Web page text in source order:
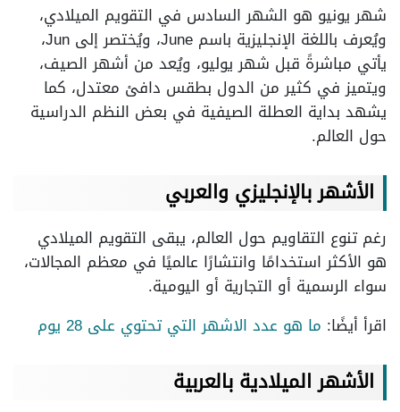
شهر يونيو هو الشهر السادس في التقويم الميلادي،
ويُعرف باللغة الإنجليزية باسم June، ويُختصر إلى Jun،
يأتي مباشرةً قبل شهر يوليو، ويُعد من أشهر الصيف،
ويتميز في كثير من الدول بطقس دافئ معتدل، كما
يشهد بداية العطلة الصيفية في بعض النظم الدراسية
حول العالم.
الأشهر بالإنجليزي والعربي
رغم تنوع التقاويم حول العالم، يبقى التقويم الميلادي
هو الأكثر استخدامًا وانتشارًا عالميًا في معظم المجالات،
سواء الرسمية أو التجارية أو اليومية.
اقرأ أيضًا: ما هو عدد الاشهر التي تحتوي على 28 يوم
الأشهر الميلادية بالعربية